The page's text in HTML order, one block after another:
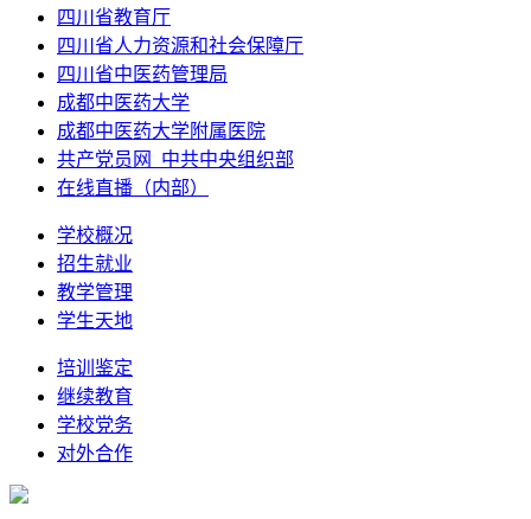
四川省教育厅
四川省人力资源和社会保障厅
四川省中医药管理局
成都中医药大学
成都中医药大学附属医院
共产党员网_中共中央组织部
在线直播（内部）
学校概况
招生就业
教学管理
学生天地
培训鉴定
继续教育
学校党务
对外合作